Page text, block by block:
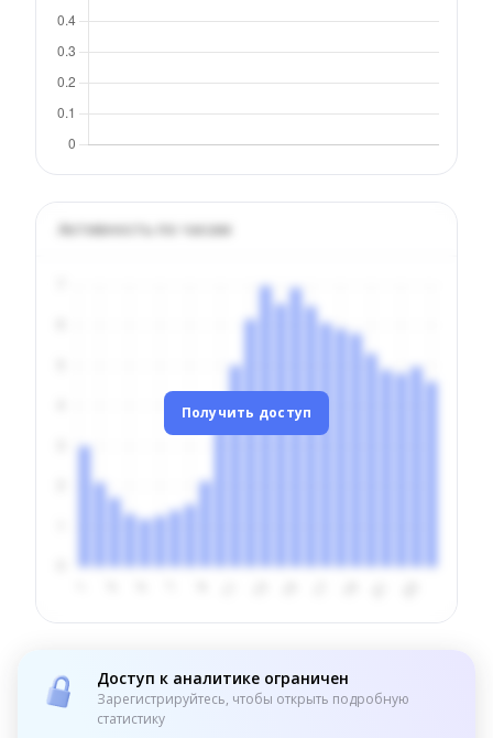
Активность по часам
Получить доступ
Доступ к аналитике ограничен
Зарегистрируйтесь, чтобы открыть подробную
статистику